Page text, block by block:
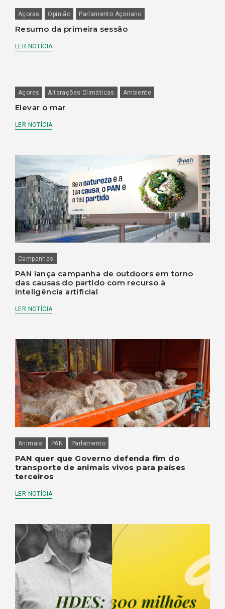
Açores Opinião Parlamento Açoriano
Resumo da primeira sessão
LER NOTÍCIA
Açores Alterações Climáticas Ambiente
Elevar o mar
LER NOTÍCIA
Campanhas
PAN lança campanha de outdoors em torno
das causas do partido com recurso à
inteligência artificial
LER NOTÍCIA
Animais PAN Parlamento
PAN quer que Governo defenda fim do
transporte de animais vivos para países
terceiros
LER NOTÍCIA